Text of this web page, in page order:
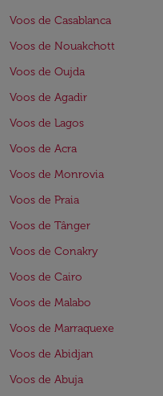
Voos de Casablanca
Voos de Nouakchott
Voos de Oujda
Voos de Agadir
Voos de Lagos
Voos de Acra
Voos de Monrovia
Voos de Praia
Voos de Tânger
Voos de Conakry
Voos de Cairo
Voos de Malabo
Voos de Marraquexe
Voos de Abidjan
Voos de Abuja